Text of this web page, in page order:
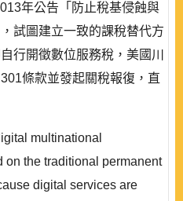
年公告「防止稅基侵蝕與
試圖建立一致的課稅替代方
行開徵數位服務稅，美國川
條款並發起關稅報復，直
multinational
on the traditional permanent
digital services are